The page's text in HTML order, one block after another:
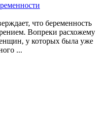
что беременность
Вопреки расхожему
у которых была уже
...